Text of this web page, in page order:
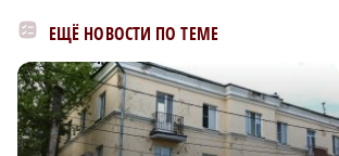
ЕЩЁ НОВОСТИ ПО ТЕМЕ